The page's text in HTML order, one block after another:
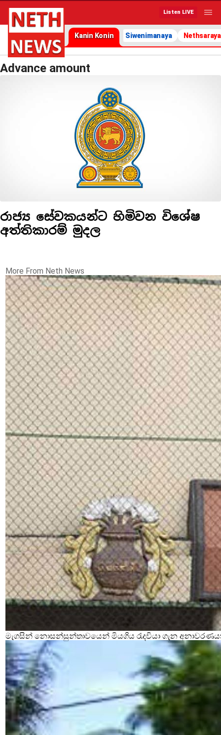
Listen LIVE
Kanin Konin Siwenimanaya Nethsaraya
Advance amount
රාජ්‍ය සේවකයන්ට හිමිවන විශේෂ
අත්තිකාරම් මුදල
More From Neth News
මැගසින් නොසන්සුන්තාවයෙන් මියගිය රැදවියා ගැන